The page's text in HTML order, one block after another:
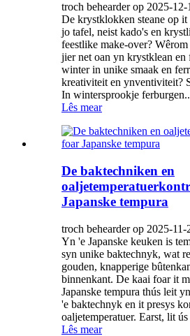
troch behearder op 2025-12-
De krystklokken steane op
jo tafel, neist kado's en
feestlike make-over?
jier net oan yn krystklean en
winter in unike smaak en
kreativiteit en ynventiviteit?
In wintersprookje
Lês mear
De baktechniken en
Japanske tempura
troch behearder op 2025-11-
Yn 'e Japanske keuken is
syn unike baktechnyk, wat
gouden, knapperige
binnenkant. De kaai foar it
Japanske tempura thús leit
'e baktechnyk en it presys
oaljetemperatuer. Earst, lit ús
Lês mear